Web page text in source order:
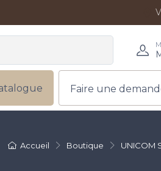
Faire une
Accueil Boutique UNICOM